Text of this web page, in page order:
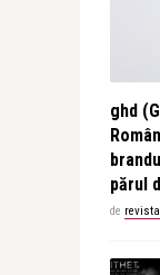
ghd
părul
de